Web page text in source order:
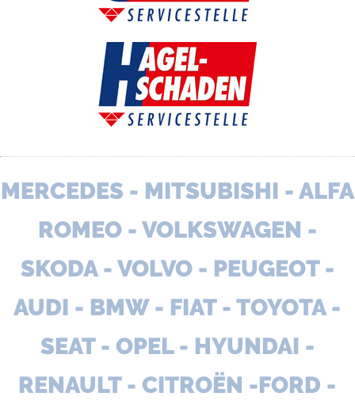
MERCEDES - MITSUBISHI - ALFA
ROMEO - VOLKSWAGEN -
SKODA - VOLVO - PEUGEOT -
AUDI - BMW - FIAT - TOYOTA -
SEAT - OPEL - HYUNDAI -
RENAULT - CITROËN -FORD -